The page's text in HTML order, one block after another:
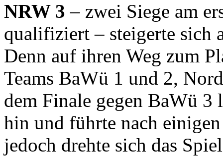
NRW 3 – zwei Siege am
qualifiziert – steigerte sich
Denn auf ihren Weg zum
Teams BaWü 1 und 2,
dem Finale gegen BaWü 3
hin und führte nach
jedoch drehte sich das